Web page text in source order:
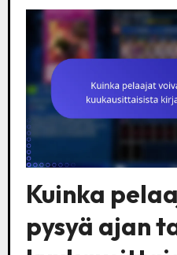
Kuinka
pysyä ajan